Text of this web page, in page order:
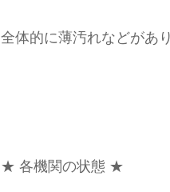
全体的に薄汚れなどがあ
★ 各機関の状態 ★